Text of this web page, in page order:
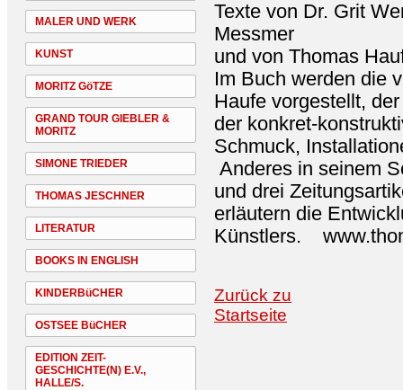
MALER UND WERK
KUNST
MORITZ GöTZE
GRAND TOUR GIEBLER &
MORITZ
SIMONE TRIEDER
THOMAS JESCHNER
LITERATUR
BOOKS IN ENGLISH
KINDERBüCHER
OSTSEE BüCHER
EDITION ZEIT-
GESCHICHTE(N) E.V.,
HALLE/S.
Texte von Dr. Grit
Messmer
und von Thomas
Im Buch werden die
Haufe vorgestellt,
der konkret-
Schmuck,
Anderes in seinem
und drei
erläutern die
Künstlers.
Zurück zu
Startseite